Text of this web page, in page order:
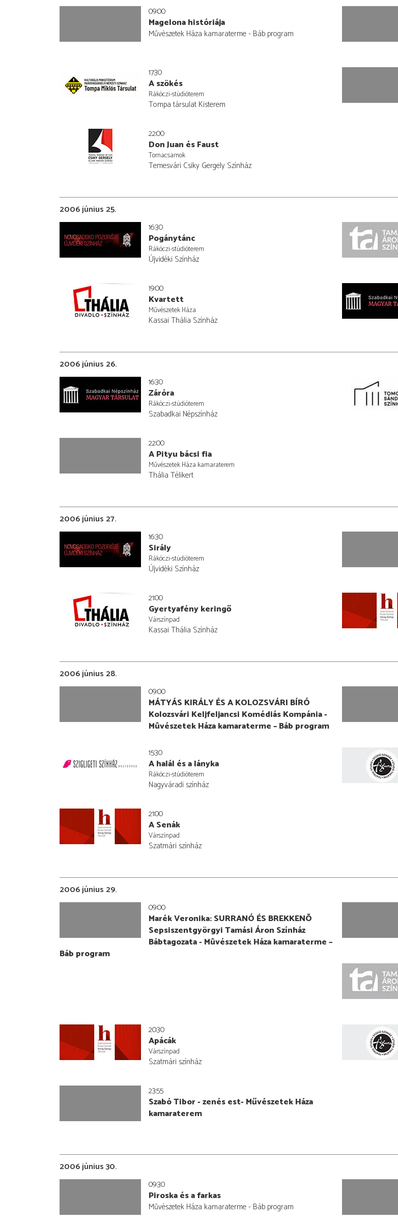
09:00
Magelona históriája
Művészetek Háza kamaraterme - Báb program
17:30
A szökés
Rákóczi-stúdióterem
Tompa társulat Kisterem
22:00
Don Juan és Faust
Tornacsarnok
Temesvári Csiky Gergely Színház
2006 június 25.
16:30
Pogánytánc
Rákóczi-stúdióterem
Újvidéki Színház
19:00
Kvartett
Művészetek Háza
Kassai Thália Színház
2006 június 26.
16:30
Záróra
Rákóczi-stúdióterem
Szabadkai Népszínház
22:00
A Pityu bácsi fia
Művészetek Háza kamaraterem
Thália Télikert
2006 június 27.
16:30
Sirály
Rákóczi-stúdióterem
Újvidéki Színház
21:00
Gyertyafény keringő
Várszínpad
Kassai Thália Színház
2006 június 28.
09:00
MÁTYÁS KIRÁLY ÉS A KOLOZSVÁRI BÍRÓ
Kolozsvári Keljfeljancsi Komédiás Kompánia -
Mûvészetek Háza kamaraterme – Báb program
15:30
A halál és a lányka
Rákóczi-stúdióterem
Nagyváradi színház
21:00
A Senák
Várszínpad
Szatmári színház
2006 június 29.
09:00
Marék Veronika:SURRANÓ ÉS BREKKENÕ
Sepsiszentgyörgyi Tamási Áron Színház
Bábtagozata - Mûvészetek Háza kamaraterme –
Báb program
20:30
Apácák
Várszínpad
Szatmári színház
23:55
Szabó Tibor - zenés est- Művészetek Háza
kamaraterem
2006 június 30.
09:30
Piroska és a farkas
Művészetek Háza kamaraterme - Báb program